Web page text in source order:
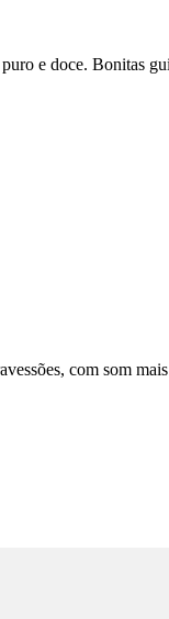
e doce. Bonitas
com som